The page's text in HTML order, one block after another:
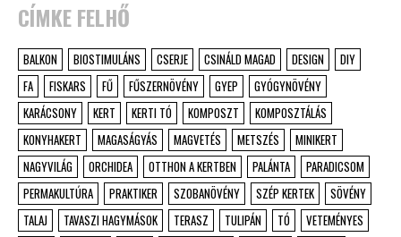
CÍMKE FELHŐ
BALKON BIOSTIMULÁNS CSERJE CSINÁLD MAGAD DESIGN
DIY
FA
FISKARS FŰ FŰSZERNÖVÉNY GYEP
GYÓGYNÖVÉNY
KARÁCSONY
KERT KERTI TÓ KOMPOSZT
KOMPOSZTÁLÁS
KONYHAKERT
MAGASÁGYÁS MAGVETÉS METSZÉS
MINIKERT
NAGYVILÁG
ORCHIDEA OTTHON A KERTBEN PALÁNTA
PARADICSOM
PERMAKULTÚRA
PRAKTIKER SZOBANÖVÉNY SZÉP KERTEK
SÖVÉNY
TALAJ
TAVASZI HAGYMÁSOK TERASZ TULIPÁN TÓ
VETEMÉNYES